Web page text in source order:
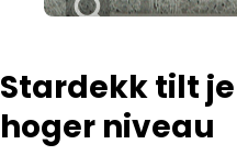
Stardekk tilt
hoger niveau